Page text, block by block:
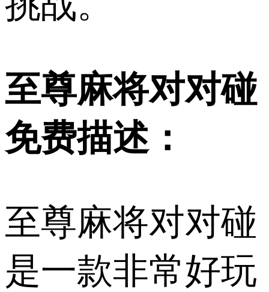
至尊麻将对对碰
免费描述：
至尊麻将对对碰
是一款非常好玩